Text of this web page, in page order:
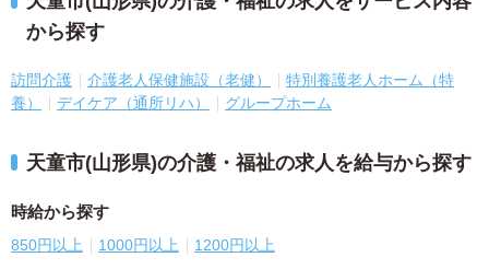
から探す
訪問介護 介護老人保健施設（老健）
特別養護老人ホーム（特
養）
デイケア（通所リハ） グループホーム
天童市(山形県)の介護・福祉の求人を給与から探す
時給から探す
850円以上 1000円以上 1200円以上